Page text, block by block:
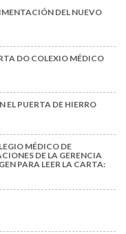
DEL NUEVO
DO COLEXIO MÉDICO
EL PUERTA DE HIERRO
MÉDICO DE
DE LA GERENCIA
PARA LEER LA CARTA: